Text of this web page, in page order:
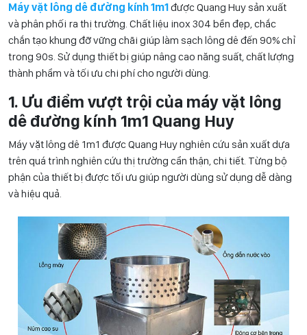
Máy vặt lông dê đường kính 1m1được Quang Huy sản xuất
và phân phối ra thị trường. Chất liệu inox 304 bền đẹp, chắc
chắn tạo khung đỡ vững chãi giúp làm sạch lông dê đến 90% chỉ
trong 90s. Sử dụng thiết bị giúp nâng cao năng suất, chất lượng
thành phẩm và tối ưu chi phí cho người dùng.
1. Ưu điểm vượt trội của máy vặt lông
dê đường kính 1m1 Quang Huy
Máy vặt lông dê 1m1 được Quang Huy nghiên cứu sản xuất dựa
trên quá trình nghiên cứu thị trường cẩn thận, chi tiết. Từng bộ
phận của thiết bị được tối ưu giúp người dùng sử dụng dễ dàng
và hiệu quả.